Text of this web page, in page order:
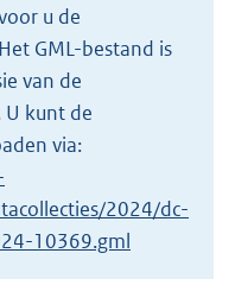
e
:
5
5
7
K
u de
GML-bestand is
van de
U kunt de
via:
2024/dc-
10369.gml